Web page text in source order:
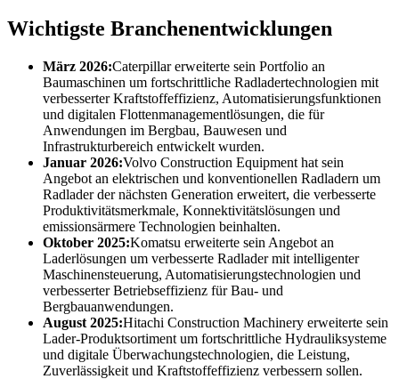
Wichtigste Branchenentwicklungen
März 2026:Caterpillar erweiterte sein Portfolio an
Baumaschinen um fortschrittliche Radladertechnologien mit
verbesserter Kraftstoffeffizienz, Automatisierungsfunktionen
und digitalen Flottenmanagementlösungen, die für
Anwendungen im Bergbau, Bauwesen und
Infrastrukturbereich entwickelt wurden.
Januar 2026:Volvo Construction Equipment hat sein
Angebot an elektrischen und konventionellen Radladern um
Radlader der nächsten Generation erweitert, die verbesserte
Produktivitätsmerkmale, Konnektivitätslösungen und
emissionsärmere Technologien beinhalten.
Oktober 2025:Komatsu erweiterte sein Angebot an
Laderlösungen um verbesserte Radlader mit intelligenter
Maschinensteuerung, Automatisierungstechnologien und
verbesserter Betriebseffizienz für Bau- und
Bergbauanwendungen.
August 2025:Hitachi Construction Machinery erweiterte sein
Lader-Produktsortiment um fortschrittliche Hydrauliksysteme
und digitale Überwachungstechnologien, die Leistung,
Zuverlässigkeit und Kraftstoffeffizienz verbessern sollen.